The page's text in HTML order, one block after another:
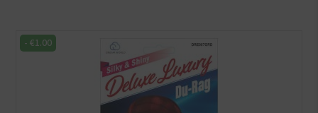
-€1.00